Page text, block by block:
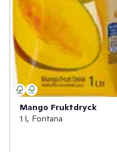
Mango Fruktdryck
1 l, Fontana